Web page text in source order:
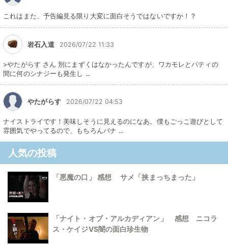
これはまた、予告編見る限り大変に面白そうではないですか！？
岩石入道 2026/07/22 11:33
>やたがらす さん 別にまずくはなかったんですが、ワカモレとパティの
間に何のシナジーも発生し ...
やたがらす 2026/07/22 04:53
ナイストライです！美味しそうに見えるのになあ。僕もごっこ遊びとして
雰囲気でやってるので、もちろんバナ ...
人気の投稿
「悪魔の口」 感想 サメ「挟まっちまった」
「ナイト・オブ・アルカディアン」 感想 ニコラ
ス・ケイジVS闇の面白珍生物